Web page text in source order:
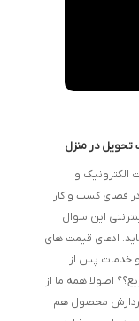
تحویل در منزل
الکترونیک و
فضای کسب و کار
این سوال
ادعای قیمت های
و خدمات پس از
اصولا همه ما از
محصول هم